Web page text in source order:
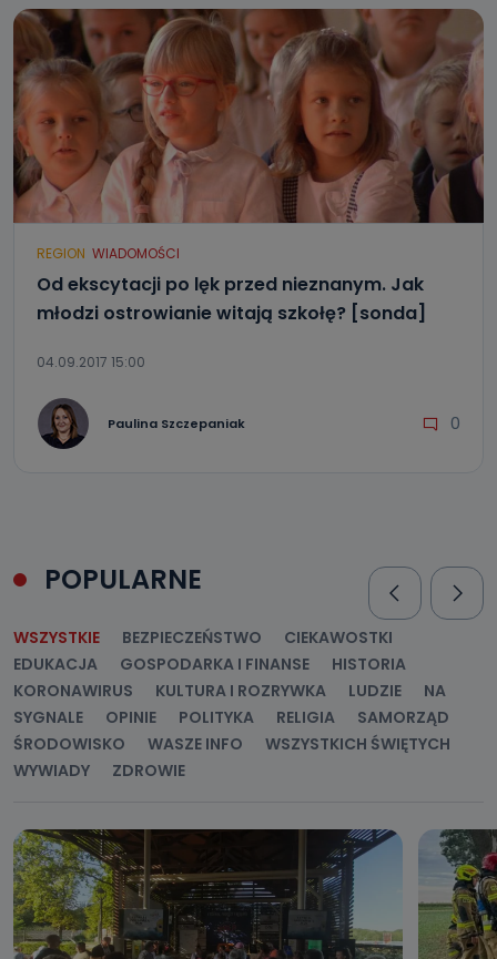
REGION WIADOMOŚCI
Od ekscytacji po lęk przed nieznanym. Jak
młodzi ostrowianie witają szkołę? [sonda]
04.09.2017 15:00
Paulina Szczepaniak 0
POPULARNE
WSZYSTKIE BEZPIECZEŃSTWO
CIEKAWOSTKI
EDUKACJA
GOSPODARKA I FINANSE
HISTORIA
KORONAWIRUS
KULTURA I ROZRYWKA LUDZIE
NA
SYGNALE
OPINIE POLITYKA RELIGIA
SAMORZĄD
ŚRODOWISKO
WASZE INFO
WSZYSTKICH ŚWIĘTYCH
WYWIADY
ZDROWIE